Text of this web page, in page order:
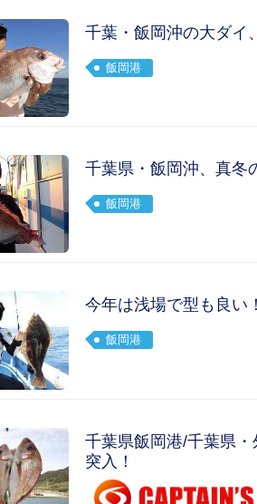
千葉・飯岡沖の大ダイ
飯岡港
千葉県・飯岡沖、真冬
飯岡港
今年は浅場で型も良い
飯岡港
千葉県飯岡港/千葉県
突入！